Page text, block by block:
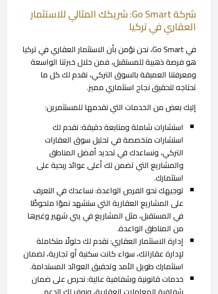
شركة Go Smart: شريكك المثالي للاستثمار
العقاري في تركيا
في Go Smart، نحن نؤمن بأن الاستثمار العقاري في تركيا
هو فرصة ذهبية للمستقبل، فمن خلال خبرتنا الواسعة
ومعرفتنا العميقة بالسوق التركي، نقدم لك كل ما
تحتاجه لتحقيق نجاح استثماري مميز.
إليك بعض من الخدمات التي نقدمها للمستثمرين:
استشارات شاملة ومتابعة دقيقة: نقدم لك
استشارات متخصصة في تحليل سوق العقارات
التركي، ونساعدك في تحديد أفضل المناطق
والمشاريع التي تضمن لك أعلى عوائد ربحية على
استثمارك.
توجيهك نحو الفرص الواعدة: نساعدك في التعرف
على المشاريع العقارية التي ستشهد نموًا ملحوظًا
في المستقبل، مثل المشاريع في يني شهير وغيرها
من المناطق الواعدة.
إدارة الاستثمار العقاري: نقدم لك حلولًا متكاملة
لإدارة عقاراتك، سواء كانت سكنية أو تجارية، لضمان
استثمارك طويل الأمد وتحقيق العوائد المستدامة.
خدمات قانونية وشفافية عالية: نحرص على ضمان